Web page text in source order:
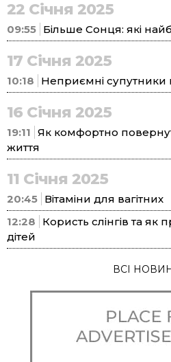
22 Січня 2025
09:55 Більше Сонця: які
17 Січня 2025
10:18 Неприємні супутники
16 Січня 2025
19:11 Як комфортно
життя
11 Січня 2025
20:45 Вітаміни для вагітних
12:28
Користь слінгів та
дітей
ВСІ